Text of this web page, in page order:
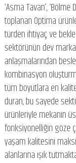
‘Asma Tavan’,
toplanan Optima
türden ihtiyaç ve
sektörünün dev
anlaşmalarından
kombinasyon
tüm boyutlara en
duran, bu sayede
ürünleriyle mekanın
fonksiyonelliğin göze
yaşam kalitesini
alanlarına ışık